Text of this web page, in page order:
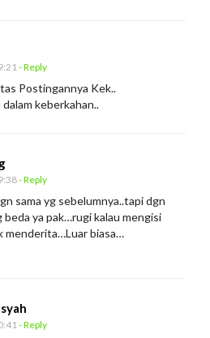
- Reply
Postingannya Kek..
keberkahan..
- Reply
sama yg sebelumnya..tapi dgn
beda ya pak…rugi kalau mengisi
menderita…Luar biasa…
- Reply